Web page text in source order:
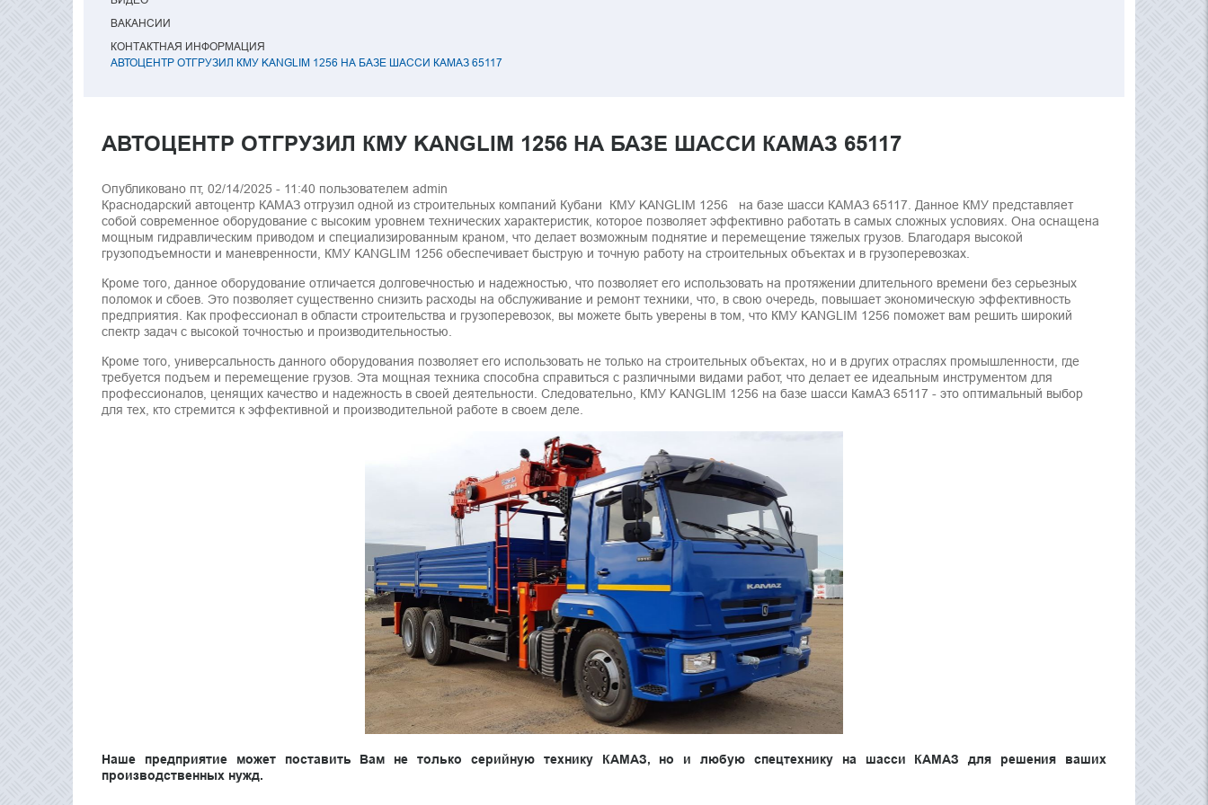
ВАКАНСИИ
КОНТАКТНАЯ ИНФОРМАЦИЯ
АВТОЦЕНТР ОТГРУЗИЛ КМУ KANGLIM 1256 НА БАЗЕ ШАССИ КАМАЗ 65117
АВТОЦЕНТР ОТГРУЗИЛ КМУ KANGLIM 1256 НА БАЗЕ ШАССИ КАМАЗ 65117
Опубликовано пт, 02/14/2025 - 11:40 пользователем admin
Краснодарский автоцентр КАМАЗ отгрузил одной из строительных компаний Кубани КМУ KANGLIM 1256 на базе шасси КАМАЗ 65117. Данное КМУ представляет
собой современное оборудование с высоким уровнем технических характеристик, которое позволяет эффективно работать в самых сложных условиях. Она оснащена
мощным гидравлическим приводом и специализированным краном, что делает возможным поднятие и перемещение тяжелых грузов. Благодаря высокой
грузоподъемности и маневренности, КМУ KANGLIM 1256 обеспечивает быструю и точную работу на строительных объектах и в грузоперевозках.
Кроме того, данное оборудование отличается долговечностью и надежностью, что позволяет его использовать на протяжении длительного времени без серьезных
поломок и сбоев. Это позволяет существенно снизить расходы на обслуживание и ремонт техники, что, в свою очередь, повышает экономическую эффективность
предприятия. Как профессионал в области строительства и грузоперевозок, вы можете быть уверены в том, что КМУ KANGLIM 1256 поможет вам решить широкий
спектр задач с высокой точностью и производительностью.
Кроме того, универсальность данного оборудования позволяет его использовать не только на строительных объектах, но и в других отраслях промышленности, где
требуется подъем и перемещение грузов. Эта мощная техника способна справиться с различными видами работ, что делает ее идеальным инструментом для
профессионалов, ценящих качество и надежность в своей деятельности. Следовательно, КМУ KANGLIM 1256 на базе шасси КамАЗ 65117 - это оптимальный выбор
для тех, кто стремится к эффективной и производительной работе в своем деле.
Наше предприятие может поставить Вам не только серийную технику КАМАЗ, но и любую спецтехнику на шасси КАМАЗ для решения ваших
производственных нужд.